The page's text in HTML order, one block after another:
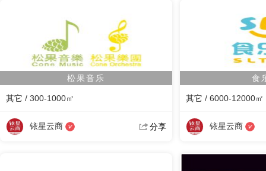
松果音乐
其它 / 300-1000㎡
铱星云商 分享
食
其它 / 6000-12000㎡
铱星云商